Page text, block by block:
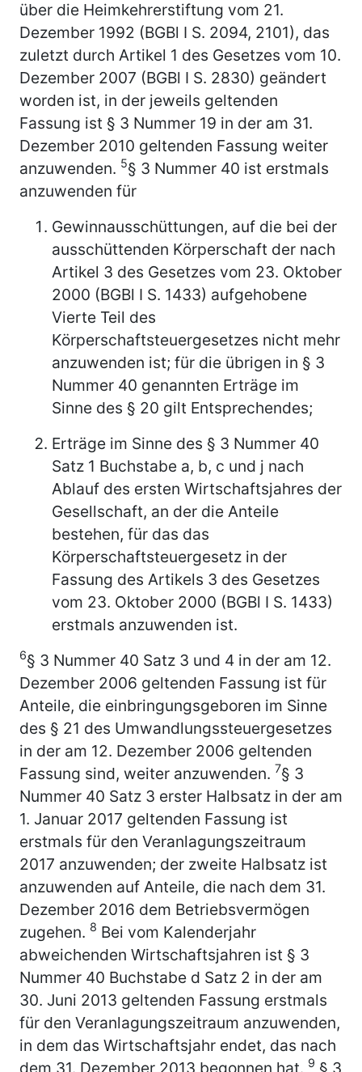
über die Heimkehrerstiftung vom 21.
Dezember 1992 (BGBl I S. 2094, 2101), das
zuletzt durch Artikel 1 des Gesetzes vom 10.
Dezember 2007 (BGBl I S. 2830) geändert
worden ist, in der jeweils geltenden
Fassung ist § 3 Nummer 19 in der am 31.
Dezember 2010 geltenden Fassung weiter
anzuwenden. 5§ 3 Nummer 40 ist erstmals
anzuwenden für
Gewinnausschüttungen, auf die bei der
ausschüttenden Körperschaft der nach
Artikel 3 des Gesetzes vom 23. Oktober
2000 (BGBl I S. 1433) aufgehobene
Vierte Teil des
Körperschaftsteuergesetzes nicht mehr
anzuwenden ist; für die übrigen in § 3
Nummer 40 genannten Erträge im
Sinne des § 20 gilt Entsprechendes;
Erträge im Sinne des § 3 Nummer 40
Satz 1 Buchstabe a, b, c und j nach
Ablauf des ersten Wirtschaftsjahres der
Gesellschaft, an der die Anteile
bestehen, für das das
Körperschaftsteuergesetz in der
Fassung des Artikels 3 des Gesetzes
vom 23. Oktober 2000 (BGBl I S. 1433)
erstmals anzuwenden ist.
6§ 3 Nummer 40 Satz 3 und 4 in der am 12.
Dezember 2006 geltenden Fassung ist für
Anteile, die einbringungsgeboren im Sinne
des § 21 des Umwandlungssteuergesetzes
in der am 12. Dezember 2006 geltenden
Fassung sind, weiter anzuwenden. 7§ 3
Nummer 40 Satz 3 erster Halbsatz in der am
1. Januar 2017 geltenden Fassung ist
erstmals für den Veranlagungszeitraum
2017 anzuwenden; der zweite Halbsatz ist
anzuwenden auf Anteile, die nach dem 31.
Dezember 2016 dem Betriebsvermögen
zugehen. 8 Bei vom Kalenderjahr
abweichenden Wirtschaftsjahren ist § 3
Nummer 40 Buchstabe d Satz 2 in der am
30. Juni 2013 geltenden Fassung erstmals
für den Veranlagungszeitraum anzuwenden,
in dem das Wirtschaftsjahr endet, das nach
dem 31. Dezember 2013 begonnen hat. 9 § 3